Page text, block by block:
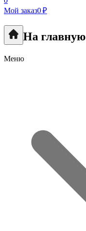
Мой заказ0 ₽
На главную
Меню